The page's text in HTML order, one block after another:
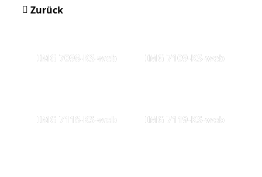
Zurück
IMG 7098-KS-web IMG 7109-KS-web
IMG 7116-KS-web IMG 7119-KS-web